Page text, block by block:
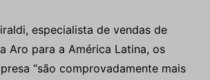
especialista de vendas de
Aro para a América Latina, os
“são comprovadamente mais